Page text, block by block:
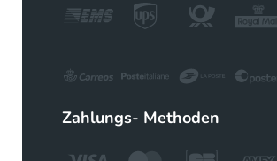
Zahlungs- Methoden